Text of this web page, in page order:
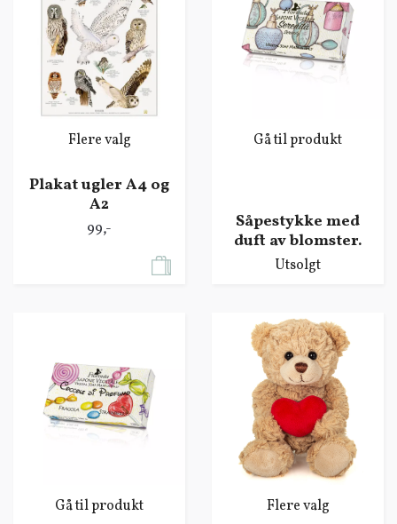
Flere valg
Plakat ugler A4 og
A2
99,-
Gå til produkt
Såpestykke med
duft av blomster.
Utsolgt
Gå til produkt Flere valg